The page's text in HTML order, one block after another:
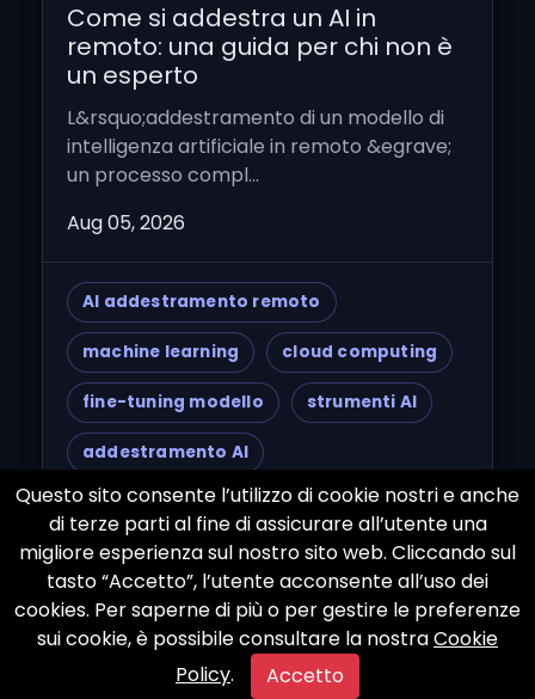
Questo sito consente l’utilizzo di cookie nostri e anche
di terze parti al fine di assicurare all’utente una
migliore esperienza sul nostro sito web. Cliccando sul
tasto “Accetto”, l’utente acconsente all’uso dei
cookies. Per saperne di più o per gestire le preferenze
sui cookie, è possibile consultare la nostraCookie
Policy. Accetto
Come si addestra un AI in
remoto: una guida per chi non è
un esperto
L&rsquo;addestramento di un modello di
intelligenza artificiale in remoto &egrave;
un processo compl...
Aug 05, 2026
AI addestramento remoto
machine learning cloud computing
fine-tuning modello strumenti AI
addestramento AI
intelligenza artificiale
collaborazione remota dati puliti
gestione dati modelli linguistici
Google Cloud AWS Azure